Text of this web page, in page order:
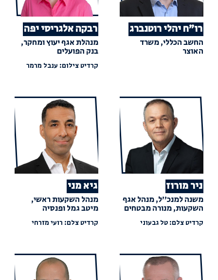
רו"ח יהלי רוטנברג
החשב הכללי, משרד
האוצר
רבקה אלגריסי יפה
מנהלת אגף יעוץ ומחקר,
בנק הפועלים
קרדיט צילום: ענבל מרמר
ניר מורוז
משנה למנכ"ל, מנהל אגף
השקעות, מנורה מבטחים
קרדיט צלם: טל גבעוני
גיא מני
מנהל השקעות ראשי,
מיטב גמל ופנסיה
קרדיט צלם: רועי מזרחי